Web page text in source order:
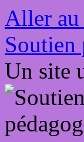
Aller au
Soutien
Un site